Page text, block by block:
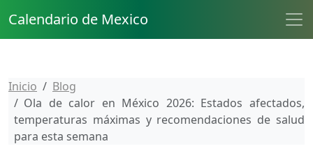
Calendario de Mexico
Inicio
Blog
Ola de calor en México 2026: Estados afectados,
temperaturas máximas y recomendaciones de salud
para esta semana